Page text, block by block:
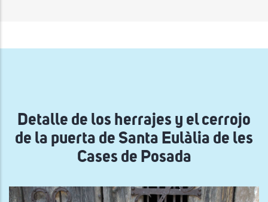
a
Detalle de los herrajes y el cerrojo
de la puerta de Santa Eulàlia de les
Cases de Posada